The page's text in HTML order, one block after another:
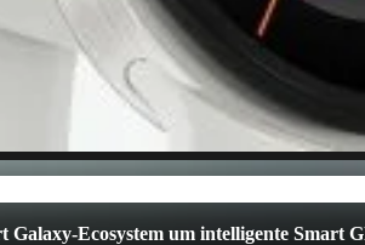
Galaxy-Ecosystem um intelligente Smart